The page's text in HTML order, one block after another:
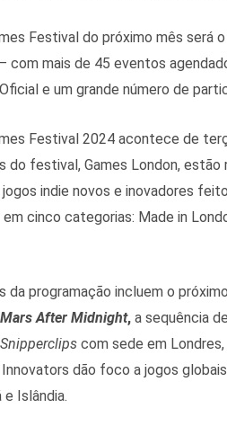
Festival do próximo mês será
com mais de 45 eventos
e um grande número de
Festival 2024 acontece de
do festival, Games London,
indie novos e inovadores
em cinco categorias: Made in
da programação incluem o
Mars After Midnight, a sequência de
Snipperclips com sede em Londres,
dão foco a jogos
e Islândia.